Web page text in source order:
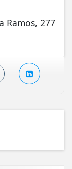
Ramos, 277